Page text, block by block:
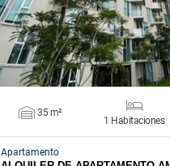
35 m²
1 Habitaciones
Apartamento